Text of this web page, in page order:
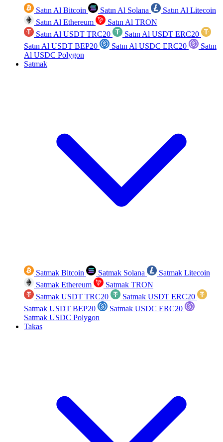
Satın Al Bitcoin Satın Al Solana
Satın Al Litecoin
Satın Al Ethereum
Satın Al TRON
Satın Al USDT TRC20
Satın Al USDT ERC20
Satın Al USDT BEP20
Satın Al USDC ERC20
Satın
Al USDC Polygon
Satmak
Satmak Bitcoin Satmak Solana
Satmak Litecoin
Satmak Ethereum
Satmak TRON
Satmak USDT TRC20
Satmak USDT ERC20
Satmak USDT BEP20
Satmak USDC ERC20
Satmak USDC Polygon
Takas